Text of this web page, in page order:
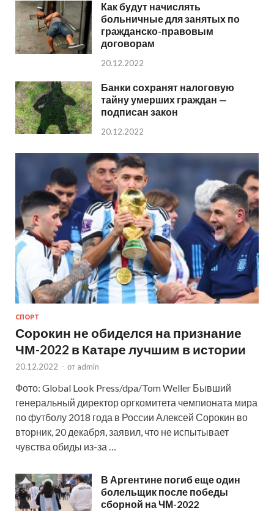
Как будут начислять
больничные для занятых по
гражданско-правовым
договорам
20.12.2022
Банки сохранят налоговую
тайну умерших граждан —
подписан закон
20.12.2022
СПОРТ
Сорокин не обиделся на признание
ЧМ-2022 в Катаре лучшим в истории
20.12.2022 - от admin
Фото: Global Look Press/dpa/Tom Weller Бывший
генеральный директор оргкомитета чемпионата мира
по футболу 2018 года в России Алексей Сорокин во
вторник, 20 декабря, заявил, что не испытывает
чувства обиды из-за …
В Аргентине погиб еще один
болельщик после победы
сборной на ЧМ-2022